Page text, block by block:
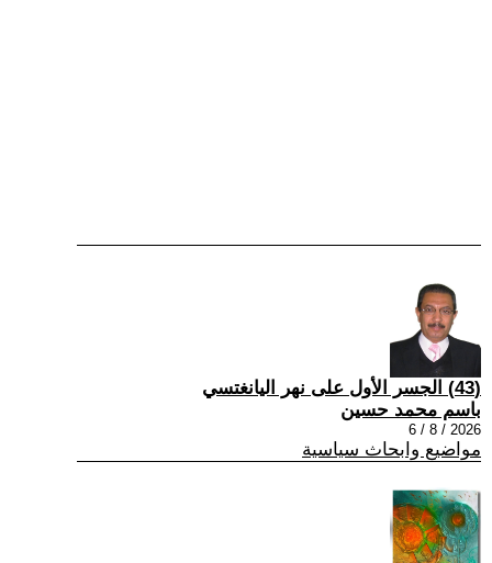
(43) الجسر الأول على نهر اليانغتسي
باسم محمد حسين
2026 / 8 / 6
مواضيع وابحاث سياسية